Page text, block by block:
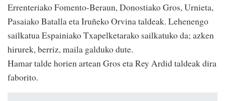
Errenteriako Fomento-Beraun, Donostiako Gros, Urnieta,
Pasaiako Batalla eta Iruñeko Orvina taldeak. Lehenengo
sailkatua Espainiako Txapelketarako sailkatuko da; azken
hirurek, berriz, maila galduko dute.
Hamar talde horien artean Gros eta Rey Ardid taldeak dira
faborito.